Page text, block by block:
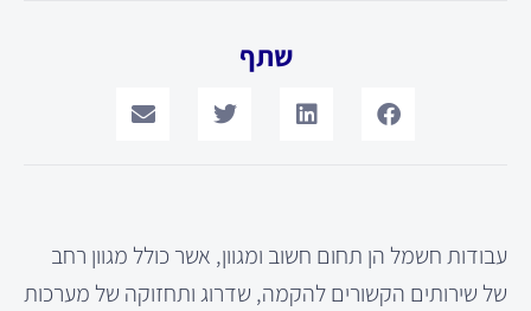
שתף
עבודות חשמל הן תחום חשוב ומגוון, אשר כולל מגוון רחב
של שירותים הקשורים להקמה, שדרוג ותחזוקה של מערכות